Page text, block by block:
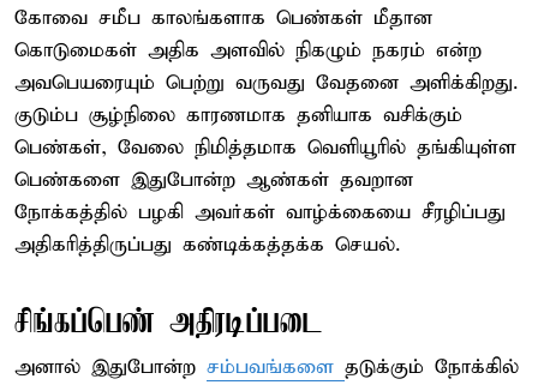
கோவை சமீப காலங்களாக பெண்கள் மீதான
கொடுமைகள் அதிக அளவில் நிகழும் நகரம் என்ற
அவபெயரையும் பெற்று வருவது வேதனை அளிக்கிறது.
குடும்ப சூழ்நிலை காரணமாக தனியாக வசிக்கும்
பெண்கள், வேலை நிமித்தமாக வெளியூரில் தங்கியுள்ள
பெண்களை இதுபோன்ற ஆண்கள் தவறான
நோக்கத்தில் பழகி அவர்கள் வாழ்க்கையை சீரழிப்பது
அதிகரித்திருப்பது கண்டிக்கத்தக்க செயல்.
சிங்கப்பெண் அதிரடிப்படை
அனால் இதுபோன்ற சம்பவங்களை தடுக்கும் நோக்கில்